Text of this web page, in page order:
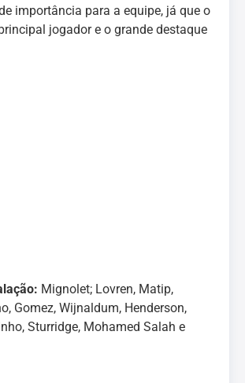
importância para a equipe, já que o
jogador e o grande destaque
Mignolet; Lovren, Matip,
Gomez, Wijnaldum, Henderson,
Sturridge, Mohamed Salah e